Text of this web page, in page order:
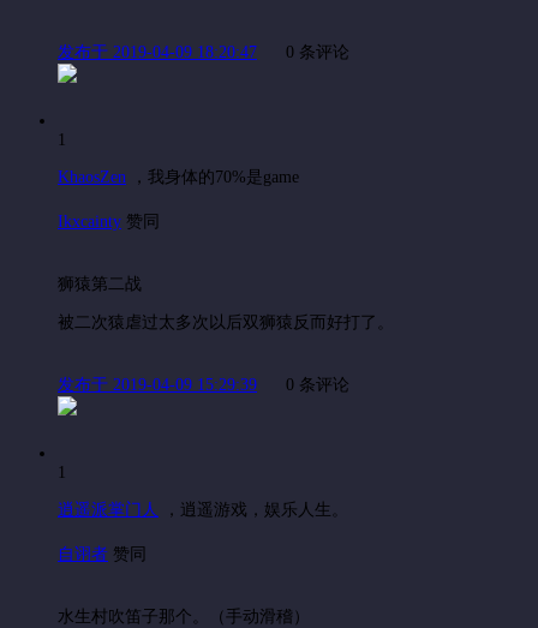
发布于 2019-04-09 18:20:47 0 条评论
1
KhaosZen ， 我身体的70%是game
Ikxcainty 赞同
狮猿第二战
被二次猿虐过太多次以后双狮猿反而好打了。
发布于 2019-04-09 15:29:39 0 条评论
1
逍遥派掌门人 ， 逍遥游戏，娱乐人生。
自诩者 赞同
水生村吹笛子那个。（手动滑稽）